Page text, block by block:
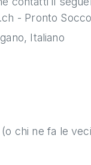
- Pronto
Italiano
chi ne fa le